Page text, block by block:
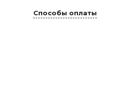
Способы оплаты